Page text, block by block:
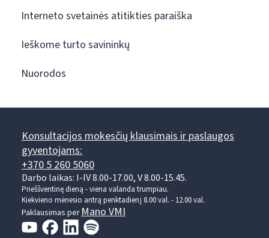
Interneto svetainės atitikties paraiška
Ieškome turto savininkų
Nuorodos
Konsultacijos mokesčių klausimais ir paslaugos
gyventojams:
+370 5 260 5060
Darbo laikas: I-IV 8.00-17.00, V 8.00-15.45.
Prieššventinę dieną - viena valanda trumpiau.
Kiekvieno mėnesio antrą penktadienį 8.00 val. - 12.00 val.
Paklausimas per Mano VMI